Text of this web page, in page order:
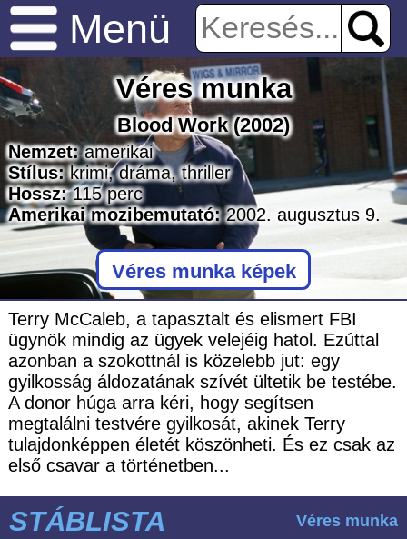
Menü
Véres munka
Blood Work(2002)
Nemzet: amerikai
Stílus: krimi,dráma,thriller
Hossz: 115perc
Amerikai mozibemutató:2002. augusztus 9.
Véres munka képek
Terry McCaleb, a tapasztalt és elismert FBI
ügynök mindig az ügyek velejéig hatol. Ezúttal
azonban a szokottnál is közelebb jut: egy
gyilkosság áldozatának szívét ültetik be testébe.
A donor húga arra kéri, hogy segítsen
megtalálni testvére gyilkosát, akinek Terry
tulajdonképpen életét köszönheti. És ez csak az
első csavar a történetben...
STÁBLISTA Véres munka